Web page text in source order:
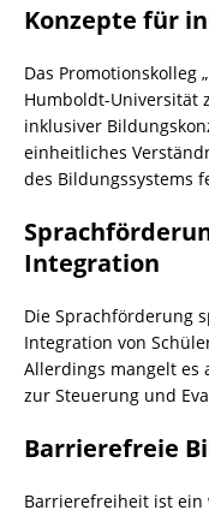
Konzepte für
Das Promotionskolleg
Humboldt-Universität
inklusiver
einheitliches
des Bildungssystems
Integration
Die Sprachförderung
Integration von
Allerdings mangelt es
zur Steuerung und
Barrierefreie
Barrierefreiheit ist ein